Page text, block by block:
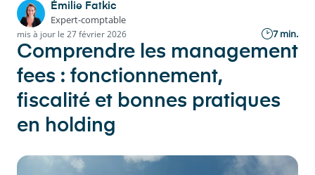
Émilie Fatkic
Expert-comptable
mis à jour le 27 février 2026 7 min.
Comprendre les management
fees : fonctionnement,
fiscalité et bonnes pratiques
en holding